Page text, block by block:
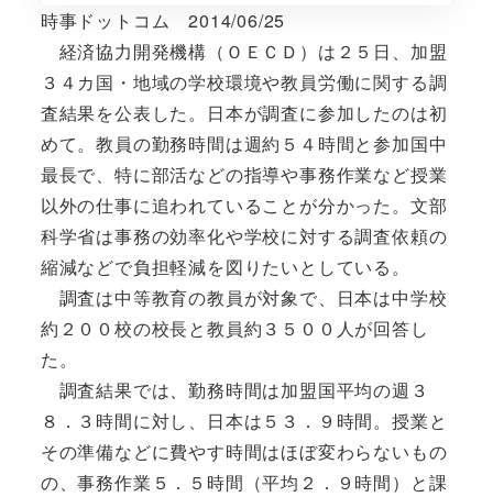
時事ドットコム 2014/06/25
経済協力開発機構（ＯＥＣＤ）は２５日、加盟
３４カ国・地域の学校環境や教員労働に関する調
査結果を公表した。日本が調査に参加したのは初
めて。教員の勤務時間は週約５４時間と参加国中
最長で、特に部活などの指導や事務作業など授業
以外の仕事に追われていることが分かった。文部
科学省は事務の効率化や学校に対する調査依頼の
縮減などで負担軽減を図りたいとしている。
調査は中等教育の教員が対象で、日本は中学校
約２００校の校長と教員約３５００人が回答し
た。
調査結果では、勤務時間は加盟国平均の週３
８．３時間に対し、日本は５３．９時間。授業と
その準備などに費やす時間はほぼ変わらないもの
の、事務作業５．５時間（平均２．９時間）と課